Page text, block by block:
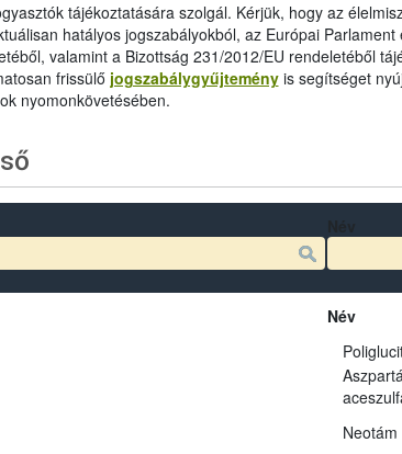
tájékoztatására szolgál. Kérjük, hogy az
hatályos jogszabályokból, az Európai Parlament
valamint a Bizottság 231/2012/EU rendeletéből
frissülő jogszabálygyűjteményis segítséget
nyomonkövetésében.
Név
Neotám